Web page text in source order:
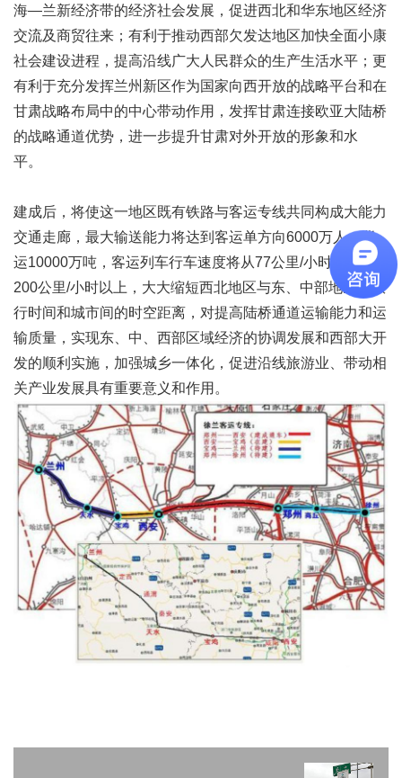
海—兰新经济带的经济社会发展 ，促进西北和华东地区经济
交流及商贸往来；有利于推动西部欠发达地区加快全面小康
社会建设进程，提高沿线广大人民群众的生产生活水平；更
有利于充分发挥兰州新区作为国家向西开放的战略平台和在
甘肃战略布局中的中心带动作用，发挥甘肃连接欧亚大陆桥
的战略通道优势，进一步提升甘肃对外开放的形象和水
平。
建成后，将使这一地区既有铁路与客运专线共同构成大能力
交通走廊，最大输送能力将达到客运单方向6000万人、货
运10000万吨，客运列车行车速度将从77公里/小时提高到
200公里/小时以上，大大缩短西北地区与东、中部地区的旅
行时间和城市间的时空距离，对提高陆桥通道运输能力和运
输质量，实现东、中、西部区域经济的协调发展和西部大开
发的顺利实施，加强城乡一体化，促进沿线旅游业、带动相
关产业发展具有重要意义和作用。